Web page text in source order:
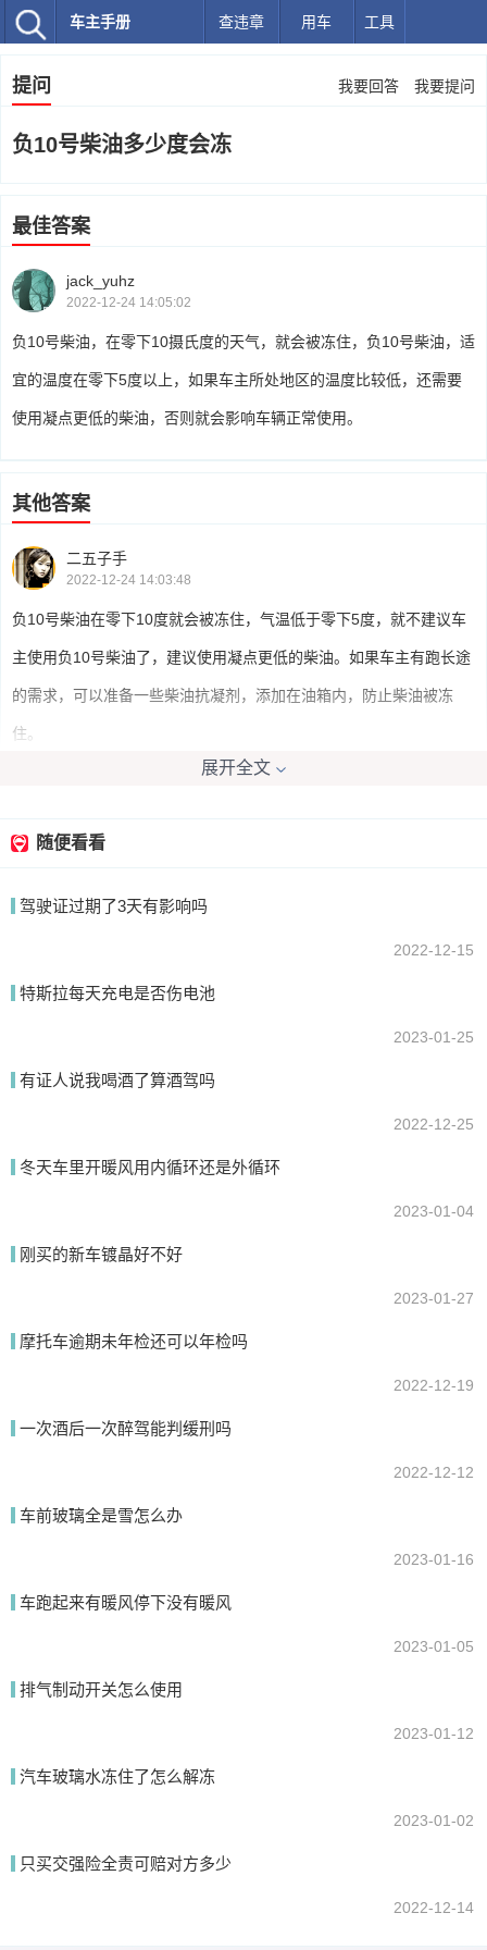
车主手册 查违章 用车 工具
提问 我要回答 我要提问
负10号柴油多少度会冻
最佳答案
jack_yuhz
2022-12-24 14:05:02
负10号柴油，在零下10摄氏度的天气，就会被冻住，负10号柴油，适
宜的温度在零下5度以上，如果车主所处地区的温度比较低，还需要
使用凝点更低的柴油，否则就会影响车辆正常使用。
其他答案
二五子手
2022-12-24 14:03:48
负10号柴油在零下10度就会被冻住，气温低于零下5度，就不建议车
主使用负10号柴油了，建议使用凝点更低的柴油。如果车主有跑长途
的需求，可以准备一些柴油抗凝剂，添加在油箱内，防止柴油被冻
住。
2022-12-24 13:13:48
提交
展开全文
随便看看
驾驶证过期了3天有影响吗
2022-12-15
特斯拉每天充电是否伤电池
2023-01-25
有证人说我喝酒了算酒驾吗
2022-12-25
冬天车里开暖风用内循环还是外循环
2023-01-04
刚买的新车镀晶好不好
2023-01-27
摩托车逾期未年检还可以年检吗
2022-12-19
一次酒后一次醉驾能判缓刑吗
2022-12-12
车前玻璃全是雪怎么办
2023-01-16
车跑起来有暖风停下没有暖风
2023-01-05
排气制动开关怎么使用
2023-01-12
汽车玻璃水冻住了怎么解冻
2023-01-02
只买交强险全责可赔对方多少
2022-12-14